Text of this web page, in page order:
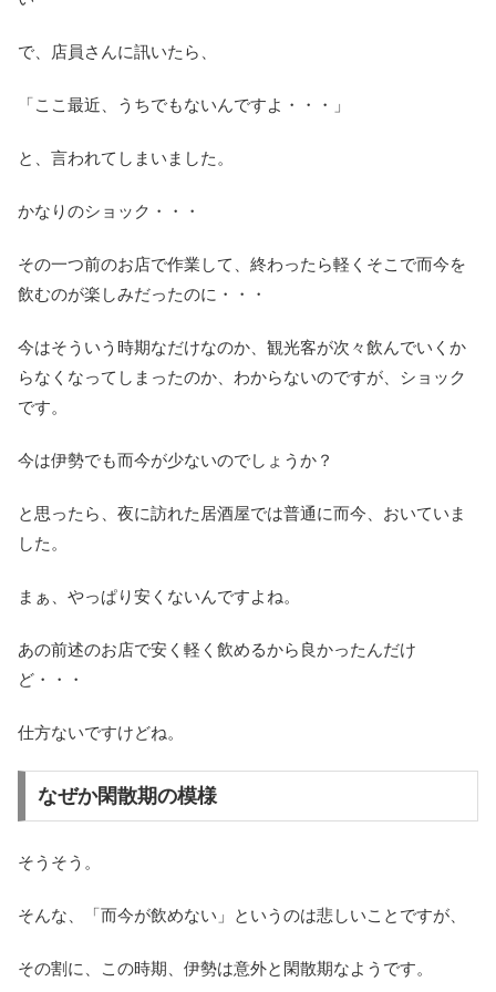
で、店員さんに訊いたら、
「ここ最近、うちでもないんですよ・・・」
と、言われてしまいました。
かなりのショック・・・
その一つ前のお店で作業して、終わったら軽くそこで而今を
飲むのが楽しみだったのに・・・
今はそういう時期なだけなのか、観光客が次々飲んでいくか
らなくなってしまったのか、わからないのですが、ショック
です。
今は伊勢でも而今が少ないのでしょうか？
と思ったら、夜に訪れた居酒屋では普通に而今、おいていま
した。
まぁ、やっぱり安くないんですよね。
あの前述のお店で安く軽く飲めるから良かったんだけ
ど・・・
仕方ないですけどね。
なぜか閑散期の模様
そうそう。
そんな、「而今が飲めない」というのは悲しいことですが、
その割に、この時期、伊勢は意外と閑散期なようです。